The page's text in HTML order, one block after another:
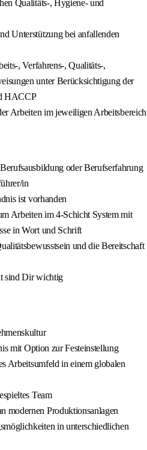
Qualitäts-, Hygiene- und
Unterstützung bei anfallenden
, Verfahrens-, Qualitäts-,
unter Berücksichtigung der
HACCP
Arbeiten im jeweiligen Arbeitsbereich
oder Berufserfahrung
in
ist vorhanden
Arbeiten im 4-Schicht System mit
in Wort und Schrift
und die Bereitschaft
sind Dir wichtig
mit Option zur Festeinstellung
Arbeitsumfeld in einem globalen
Team
modernen Produktionsanlagen
in unterschiedlichen